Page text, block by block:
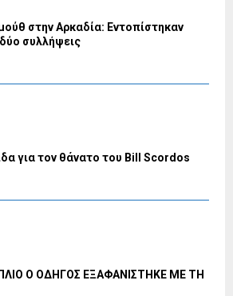
στην Αρκαδία: Εντοπίστηκαν
συλλήψεις
για τον θάνατο του Bill Scordos
Ο ΟΔΗΓΟΣ ΕΞΑΦΑΝΙΣΤΗΚΕ ΜΕ ΤΗ